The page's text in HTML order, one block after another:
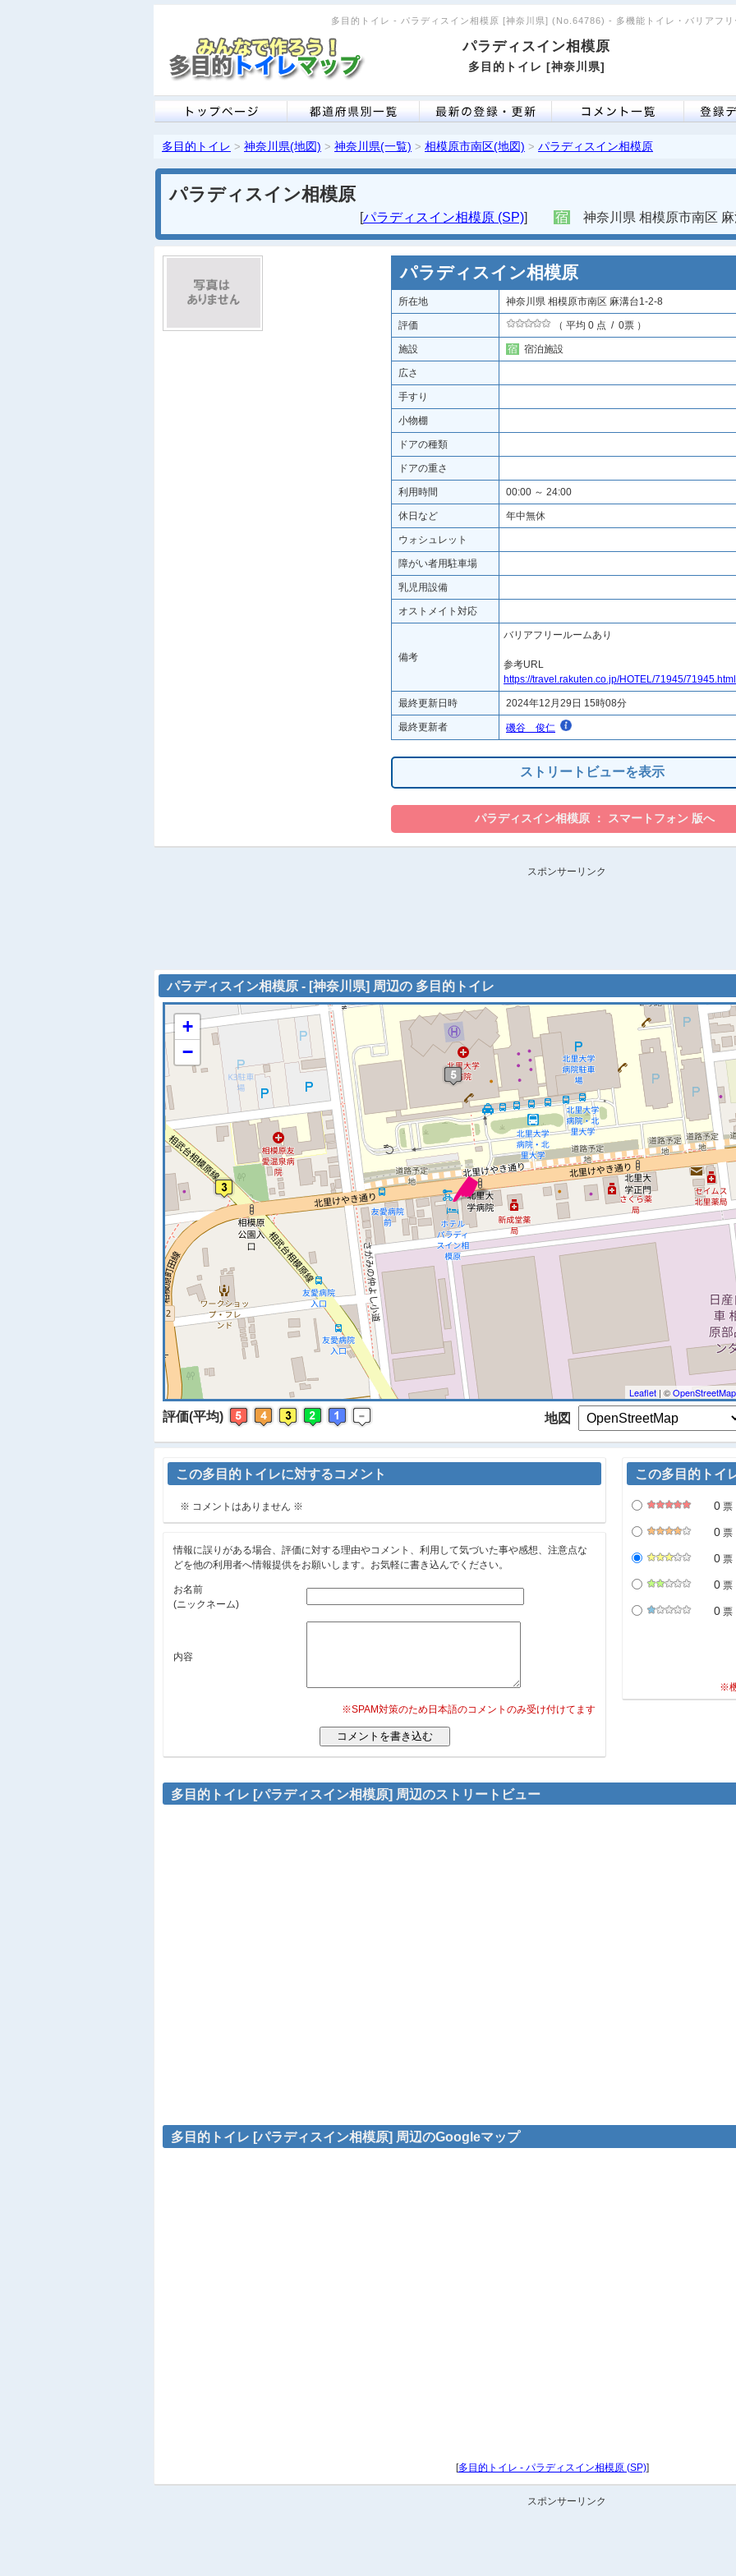
多目的トイレ - パラディスイン相模原 [神奈川県] (No.64786) - 多機能トイレ・バリアフリ
パラディスイン相模原
多目的トイレ [神奈川県]
多目的トイレ > 神奈川県(地図) > 神奈川県(一覧) > 相模原市南区(地図) > パラディスイン相模原
パラディスイン相模原
[パラディスイン相模原 (SP)] 宿 神奈川県 相模原市南区
パラディスイン相模原
所在地 神奈川県 相模原市南区 麻溝台1-2-8
評価 （ 平均 0 点 / 0票 ）
施設 宿 宿泊施設
広さ
手すり
小物棚
ドアの種類
ドアの重さ
利用時間 00:00 ～ 24:00
休日など 年中無休
ウォシュレット
障がい者用駐車場
乳児用設備
オストメイト対応
備考
バリアフリールームあり
参考URL
https://travel.rakuten.co.jp/HOTEL/71945/71945.html
最終更新日時 2024年12月29日 15時08分
最終更新者 磯谷 俊仁
ストリートビューを表示
スポンサーリンク
パラディスイン相模原 - [神奈川県] 周辺の 多目的トイレ
※ マップを検索、表示中です ※
+
−
Leaflet | ©OpenStreetMap
評価(平均) 地図
この多目的トイ
0 票
0 票
0 票
0 票
0 票
※
この多目的トイレに対するコメント
※ コメントはありません ※
情報に誤りがある場合、評価に対する理由やコメント、利用して気づいた事や感想、注意点な
どを他の利用者へ情報提供をお願いします。お気軽に書き込んでください。
お名前
(ニックネーム)
内容
※SPAM対策のため日本語のコメントのみ受け付けてます
多目的トイレ [パラディスイン相模原] 周辺のストリートビュー
多目的トイレ [パラディスイン相模原] 周辺のGoogleマップ
[多目的トイレ - パラディスイン相模原 (SP)]
スポンサーリンク